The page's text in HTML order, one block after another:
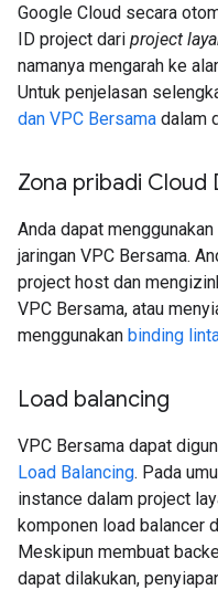
Google Cloud secara
ID project dari project
namanya mengarah ke
Untuk penjelasan
dan VPC Bersama dalam
Zona pribadi Cloud
Anda dapat
jaringan VPC Bersama.
project host dan
VPC Bersama, atau
menggunakan binding
Load balancing
VPC Bersama dapat
Load Balancing. Pada
instance dalam project
komponen load balancer
Meskipun membuat
dapat dilakukan,